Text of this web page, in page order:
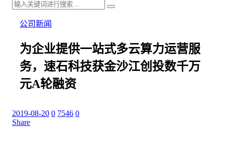
公司新闻
为企业提供一站式多云算力运营服
务，速石科技获金沙江创投数千万
元A轮融资
2019-08-20 0 7546 0
Share